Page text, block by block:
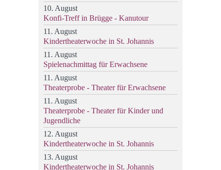
10. August
Konfi-Treff in Brügge - Kanutour
11. August
Kindertheaterwoche in St. Johannis
11. August
Spielenachmittag für Erwachsene
11. August
Theaterprobe - Theater für Erwachsene
11. August
Theaterprobe - Theater für Kinder und
Jugendliche
12. August
Kindertheaterwoche in St. Johannis
13. August
Kindertheaterwoche in St. Johannis